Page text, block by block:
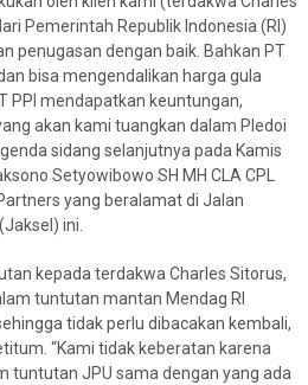
Pemerintah Republik Indonesia (RI)
penugasan dengan baik. Bahkan PT
bisa mengendalikan harga gula
PPI mendapatkan keuntungan,
akan kami tuangkan dalam Pledoi
sidang selanjutnya pada Kamis
Setyowibowo SH MH CLA CPL
yang beralamat di Jalan
ini.
kepada terdakwa Charles Sitorus,
tuntutan mantan Mendag RI
tidak perlu dibacakan kembali,
“Kami tidak keberatan karena
tuntutan JPU sama dengan yang ada